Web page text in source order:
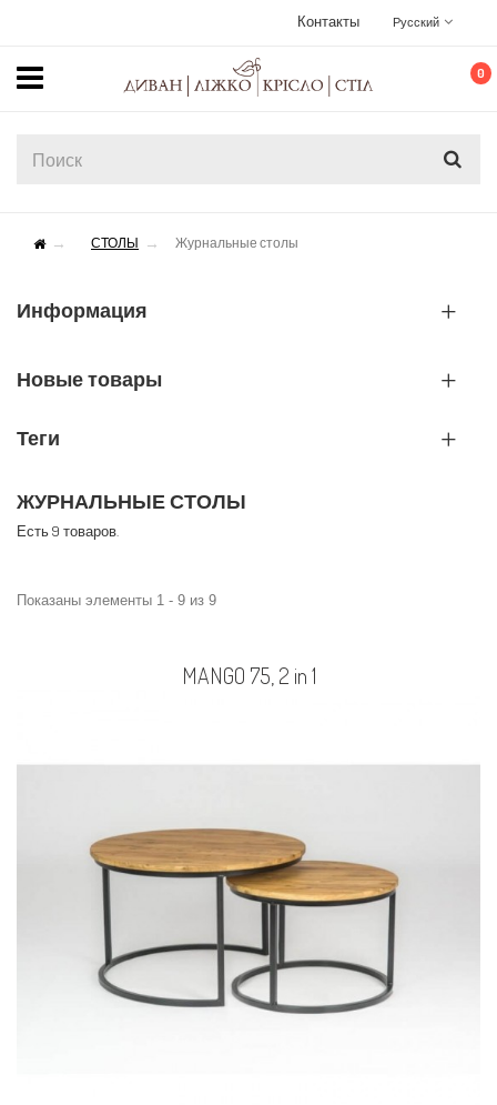
Русский
Контакты
0
СТОЛЫ Журнальные столы
Информация
Новые товары
Теги
ЖУРНАЛЬНЫЕ СТОЛЫ
Есть 9 товаров.
Показаны элементы 1 - 9 из 9
MANGO 75, 2 in 1